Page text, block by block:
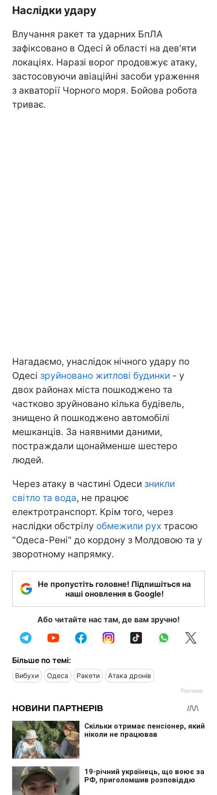
Наслідки удару
Влучання ракет та ударних БпЛА
зафіксовано в Одесі й області на дев'яти
локаціях. Наразі ворог продовжує атаку,
застосовуючи авіаційні засоби ураження
з акваторії Чорного моря. Бойова робота
триває.
Нагадаємо, унаслідок нічного удару по
Одесі зруйновано житлові будинки - у
двох районах міста пошкоджено та
частково зруйновано кілька будівель,
знищено й пошкоджено автомобілі
мешканців. За наявними даними,
постраждали щонайменше шестеро
людей.
Через атаку в частині Одеси зникли
світло та вода, не працює
електротранспорт. Крім того, через
наслідки обстрілу обмежили рух трасою
"Одеса-Рені" до кордону з Молдовою та у
зворотному напрямку.
Не пропустіть головне! Підпишіться на
наші оновлення в Google!
Або читайте нас там, де вам зручно!
Більше по темі:
Вибухи Одеса Ракети Атака дронів